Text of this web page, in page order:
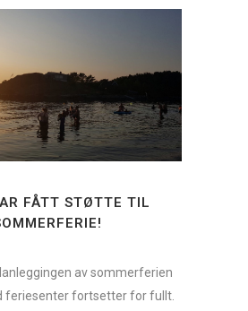
FÅTT STØTTE TIL
av sommerferien
feriesenter fortsetter for fullt.